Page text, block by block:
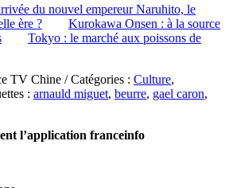
du nouvel empereur Naruhito, le
ère ?
Kurokawa Onsen : à la source
Tokyo : le marché aux poissons de
TV Chine / Catégories : Culture,
: arnauld miguet, beurre, gael caron,
l’application franceinfo